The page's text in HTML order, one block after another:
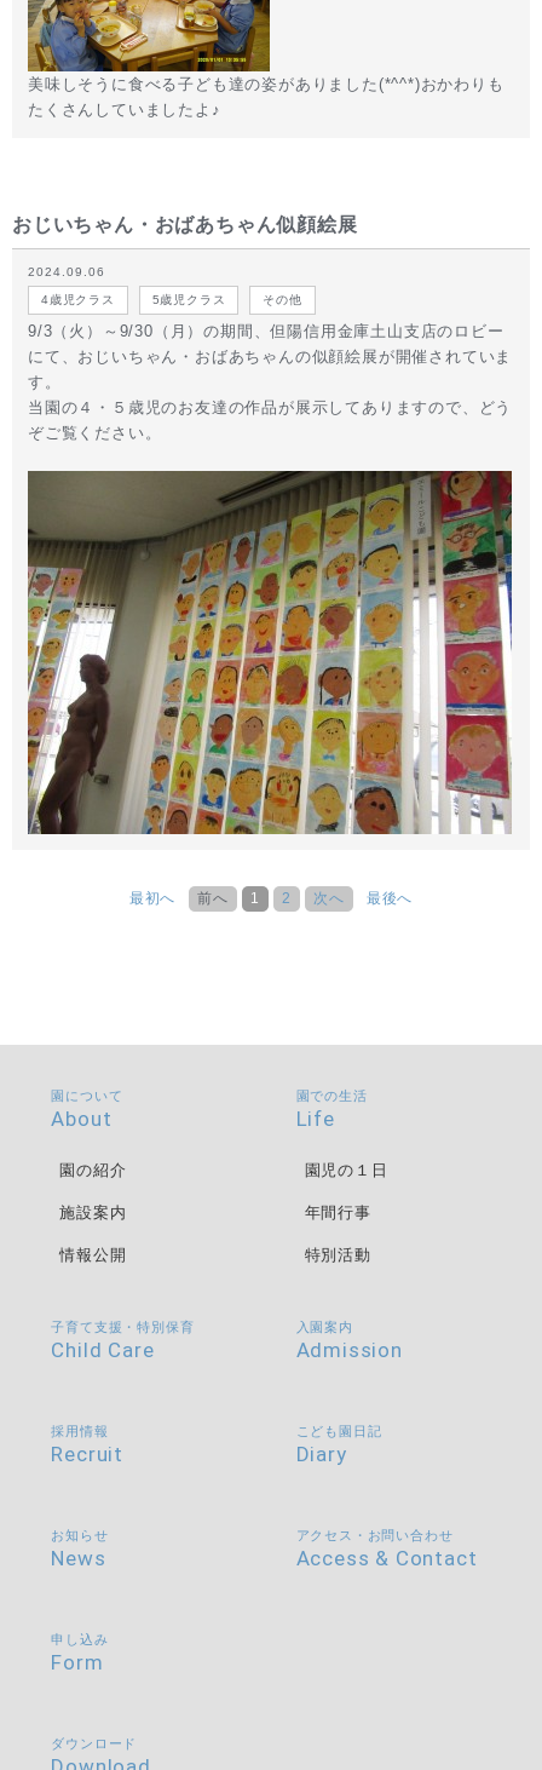
美味しそうに食べる子ども達の姿がありました(*^^*)おかわりも
たくさんしていましたよ♪
おじいちゃん・おばあちゃん似顔絵展
2024.09.06
4歳児クラス 5歳児クラス その他
9/3（火）～9/30（月）の期間、但陽信用金庫土山支店のロビー
にて、おじいちゃん・おばあちゃんの似顔絵展が開催されていま
す。
当園の４・５歳児のお友達の作品が展示してありますので、どう
ぞご覧ください。
最初へ 前へ 1 2 次へ 最後へ
園について
About
園の紹介
施設案内
情報公開
園での生活
Life
園児の１日
年間行事
特別活動
子育て支援・特別保育
Child Care
入園案内
Admission
採用情報
Recruit
こども園日記
Diary
お知らせ
News
アクセス・お問い合わせ
Access & Contact
申し込み
Form
ダウンロード